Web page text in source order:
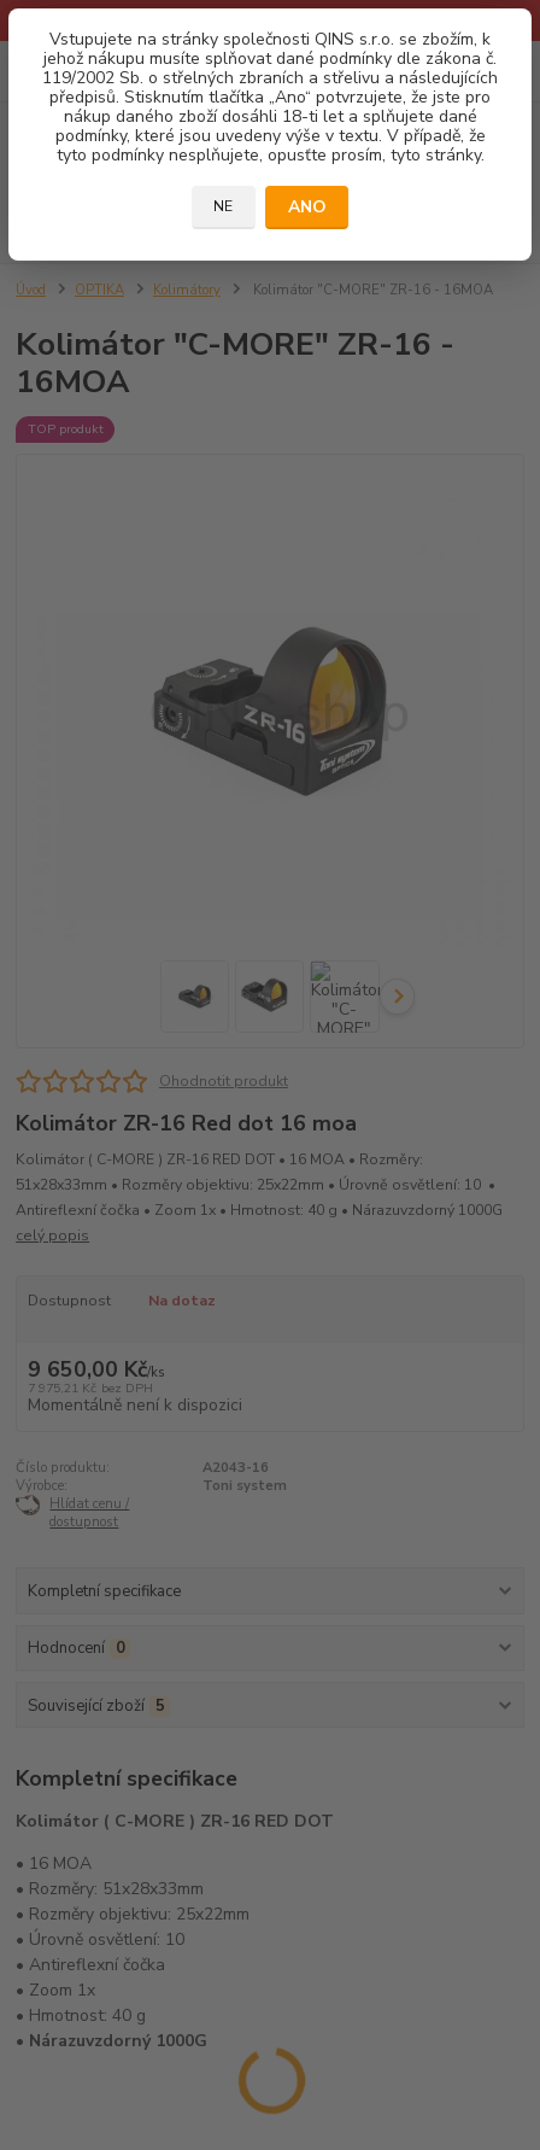
Vstupujete na stránky společnosti QINS s.r.o. se zbožím, k
jehož nákupu musíte splňovat dané podmínky dle zákona č.
119/2002 Sb. o střelných zbraních a střelivu a následujících
předpisů. Stisknutím tlačítka „Ano“ potvrzujete, že jste pro
nákup daného zboží dosáhli 18-ti let a splňujete dané
podmínky, které jsou uvedeny výše v textu. V případě, že
tyto podmínky nesplňujete, opusťte prosím, tyto stránky.
NE ANO
Menu
CZK 0
za0,00 Kč
Úvod OPTIKA Kolimátory Kolimátor "C-MORE" ZR-16 - 16MOA
Kolimátor "C-MORE" ZR-16 -
16MOA
TOP produkt
Ohodnotit produkt
Kolimátor ZR-16 Red dot 16 moa
Kolimátor ( C-MORE ) ZR-16 RED DOT • 16 MOA • Rozměry:
51x28x33mm • Rozměry objektivu: 25x22mm • Úrovně osvětlení: 10 •
Antireflexní čočka • Zoom 1x • Hmotnost: 40 g • Nárazuvzdorný 1000G
celý popis
Dostupnost Na dotaz
9 650,00 Kč/ks
7 975,21 Kč bez DPH
Momentálně není k dispozici
Číslo produktu:
A2043-16
Výrobce:
Toni system
Hlídat cenu /
dostupnost
Kompletní specifikace
Hodnocení 0
Související zboží 5
Kompletní specifikace
Kolimátor ( C-MORE ) ZR-16 RED DOT
• 16 MOA
• Rozměry: 51x28x33mm
• Rozměry objektivu: 25x22mm
• Úrovně osvětlení: 10
• Antireflexní čočka
• Zoom 1x
• Hmotnost: 40 g
• Nárazuvzdorný 1000G